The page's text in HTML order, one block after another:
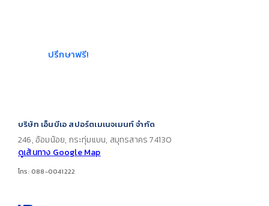
ปรึกษาฟรี!
บริษัท เอ็นบีเอ สปอร์ตเมเนจเมนท์ จำกัด
246, อ้อมน้อย, กระทุ่มแบน, สมุทรสาคร 74130
ดูเส้นทาง Google Map
โทร: 088-0041222